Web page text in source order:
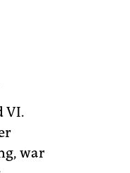
VI.
war